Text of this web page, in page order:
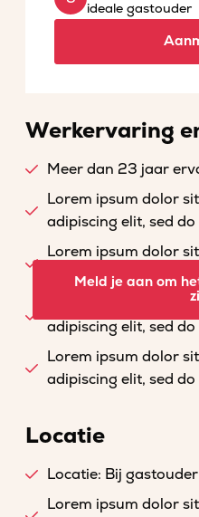
ideale gastouder
Werkervaring
Meer dan 23 jaar
Lorem ipsum dolor
adipiscing elit, sed do
Lorem ipsum dolor
adipiscing elit, sed do
Lorem ipsum dolor
adipiscing elit, sed do
Lorem ipsum dolor
adipiscing elit, sed do
Meld je aan om
Locatie
Locatie: Bij
Lorem ipsum dolor